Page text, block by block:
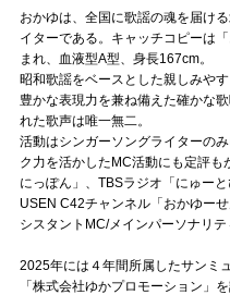
おかゆは、全国に歌謡の魂を届け
イターである。キャッチコピーは
まれ、血液型A型、身長167cm。
昭和歌謡をベースとした親しみや
豊かな表現力を兼ね備えた確かな
れた歌声は唯一無二。
活動はシンガーソングライターの
ク力を活かしたMC活動にも定評
にっぽん」、TBSラジオ「にゅー
USEN C42チャンネル「おかゆー
シスタントMC/メインパーソナリテ
2025年には４年間所属したサンミ
「株式会社ゆかプロモーション」